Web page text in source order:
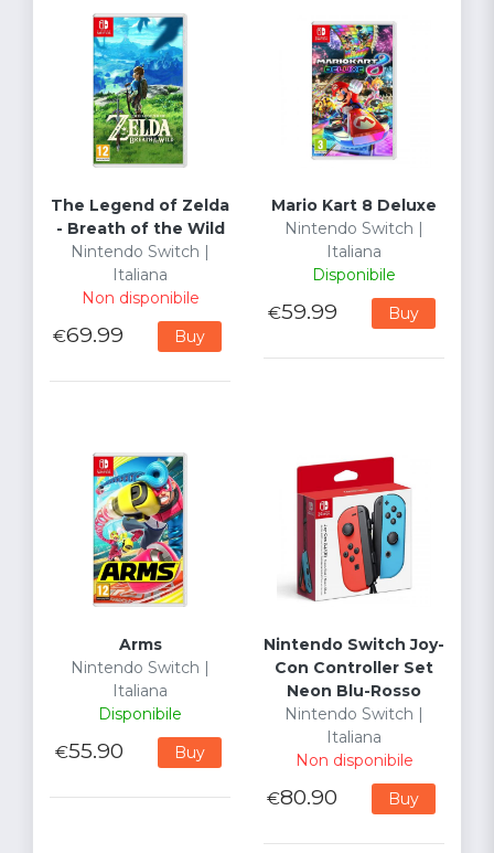
The Legend of Zelda
- Breath of the Wild
Nintendo Switch |
Italiana
Non disponibile
€69.99 Buy
Mario Kart 8 Deluxe
Nintendo Switch |
Italiana
Disponibile
€59.99 Buy
Arms
Nintendo Switch |
Italiana
Disponibile
€55.90 Buy
Nintendo Switch Joy-
Con Controller Set
Neon Blu-Rosso
Nintendo Switch |
Italiana
Non disponibile
€80.90 Buy